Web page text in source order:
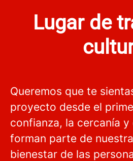
Lugar de
Queremos que te
proyecto desde el
confianza, la cercanía
forman parte de
bienestar de las